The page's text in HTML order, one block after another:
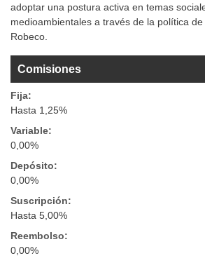
adoptar una postura activa en temas
medioambientales a través de la política
Robeco.
Comisiones
Fija:
Hasta 1,25%
Variable:
0,00%
Depósito:
0,00%
Suscripción:
Hasta 5,00%
Reembolso:
0,00%